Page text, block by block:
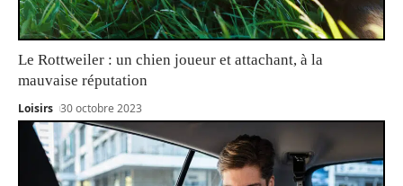
Le Rottweiler : un chien joueur et attachant, à la
mauvaise réputation
Loisirs 30 octobre 2023